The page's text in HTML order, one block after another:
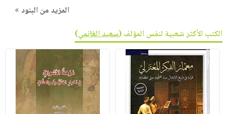
المزيد من البنود »
الكتب الأكثر شعبية لنفس المؤلف (سعيد الغانمي)